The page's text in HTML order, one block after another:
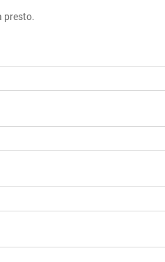
presto.